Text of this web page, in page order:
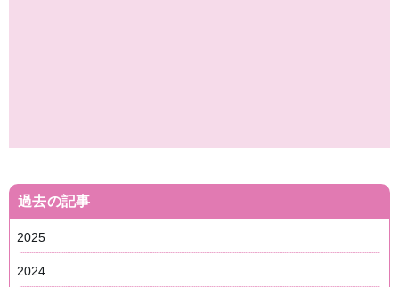
過去の記事
2025
2024